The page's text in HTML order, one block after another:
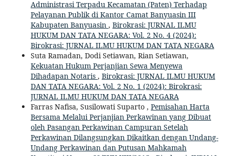
Administrasi Terpadu Kecamatan (Paten) Terhadap
Pelayanan Publik di Kantor Camat Banyuasin III
Kabupaten Banyuasin , Birokrasi: JURNAL ILMU
HUKUM DAN TATA NEGARA: Vol. 2 No. 4 (2024):
Birokrasi: JURNAL ILMU HUKUM DAN TATA NEGARA
Suta Ramadan, Dodi Setiawan, Rian Setiawan,
Kekuatan Hukum Perjanjian Sewa Menyewa
Dihadapan Notaris , Birokrasi: JURNAL ILMU HUKUM
DAN TATA NEGARA: Vol. 2 No. 1 (2024): Birokrasi:
JURNAL ILMU HUKUM DAN TATA NEGARA
Farras Nafisa, Susilowati Suparto , Pemisahan Harta
Bersama Melalui Perjanjian Perkawinan yang Dibuat
oleh Pasangan Perkawinan Campuran Setelah
Perkawinan Dilangsungkan Dikaitkan dengan Undang-
Undang Perkawinan dan Putusan Mahkamah